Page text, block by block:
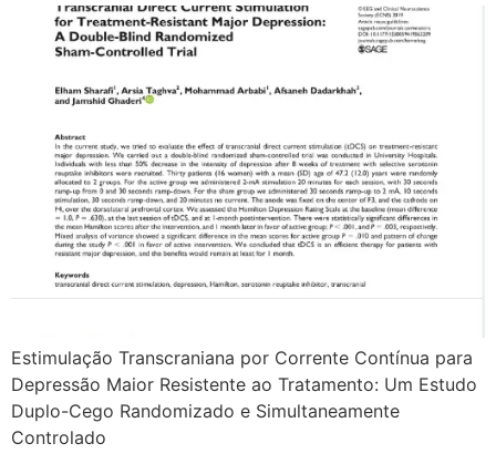
Estimulação Transcraniana por Corrente Contínua para
Depressão Maior Resistente ao Tratamento: Um Estudo
Duplo-Cego Randomizado e Simultaneamente
Controlado